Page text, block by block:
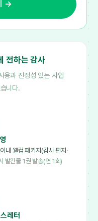
→
전하는 감사
용과 진정성 있는 사업
니다.
내 웰컴 패키지(감사 편지·
발간물 1권 발송(연 1회)
레터